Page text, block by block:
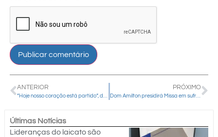
ANTERIOR PRÓXIMO
Dom Amilton presidirá Missa em sufrágio do Papa Francisco na Catedral de Guarapuava
Últimas Notícias
Lideranças do laicato são